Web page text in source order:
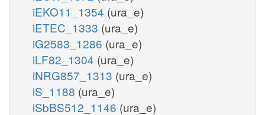
iEKO11_1354 (ura_e)
iETEC_1333 (ura_e)
iG2583_1286 (ura_e)
iLF82_1304 (ura_e)
iNRG857_1313 (ura_e)
iS_1188 (ura_e)
iSbBS512_1146 (ura_e)